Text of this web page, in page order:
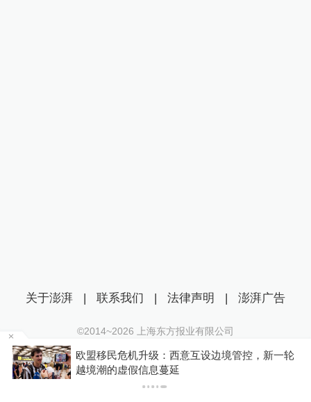
你有权知道更多
下载澎湃新闻客户端
关于澎湃 | 联系我们 | 法律声明 | 澎湃广告
©2014~2026 上海东方报业有限公司
沪ICP证：沪B2-20170116 | 沪ICP备14003370号
互联网新闻信息服务许可证：31120170006
沪公网安备 31010602000299号